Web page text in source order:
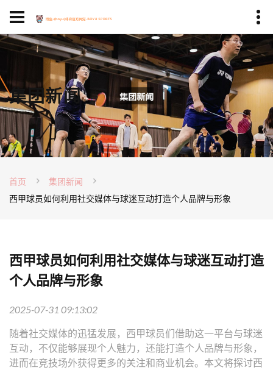
集团新闻
首页
集团新闻
西甲球员如何利用社交媒体与球迷互动打造个人品牌与形象
西甲球员如何利用社交媒体与球迷互动打造
个人品牌与形象
2025-07-31 09:13:02
随着社交媒体的迅猛发展，西甲球员们借助这一平台与球迷
互动，不仅能够展现个人魅力，还能打造个人品牌与形象，
进而在竞技场外获得更多的关注和商业机会。本文将探讨西